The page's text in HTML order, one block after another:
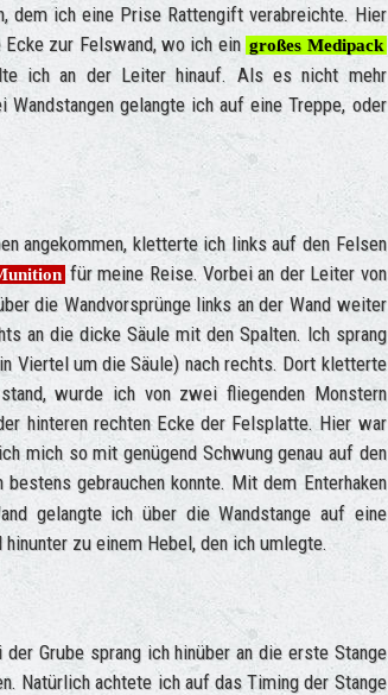
dem ich eine Prise Rattengift verabreichte. Hier
Ecke zur Felswand, wo ich eingroßes Medipack
ich an der Leiter hinauf. Als es nicht mehr
gelangte ich auf eine Treppe, oder
angekommen, kletterte ich links auf den Felsen
für meine Reise. Vorbei an der Leiter von
die Wandvorsprünge links an der Wand weiter
an die dicke Säule mit den Spalten. Ich sprang
Viertel um die Säule) nach rechts. Dort kletterte
wurde ich von zwei fliegenden Monstern
hinteren rechten Ecke der Felsplatte. Hier war
mich so mit genügend Schwung genau auf den
bestens gebrauchen konnte. Mit dem Enterhaken
gelangte ich über die Wandstange auf eine
zu einem Hebel, den ich umlegte.
Grube sprang ich hinüber an die erste Stange
Natürlich achtete ich auf das Timing der Stange